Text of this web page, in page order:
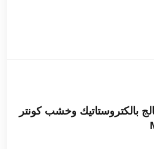
بالكتروستاتيك وخشب كونتر